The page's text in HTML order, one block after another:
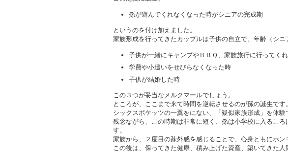
孫が遊んでくれなくなった時がシニアの完成期
というのを付け加えました。
家族形成を行ってきたカップルは子供の自立で、年齢（シニ
子供が一緒にキャンプやＢＢＱ、家族旅行に行ってく
学費や小遣いをせびらなくなった時
子供が結婚した時
この３つが妥当なメルクマールでしょう。
ところが、ここまで来て時間を逆転させるのが孫の誕生です。
シックスポケッツの一翼をにない、「疑似家族形成」を体験
残念ながら、この時期は非常に短く、孫は小学校に入るこ
す。
家族から、２度目の疎外感を感じることで、心身ともにホン
この後は、保ってきた健康、積み上げた資産、築いてきた